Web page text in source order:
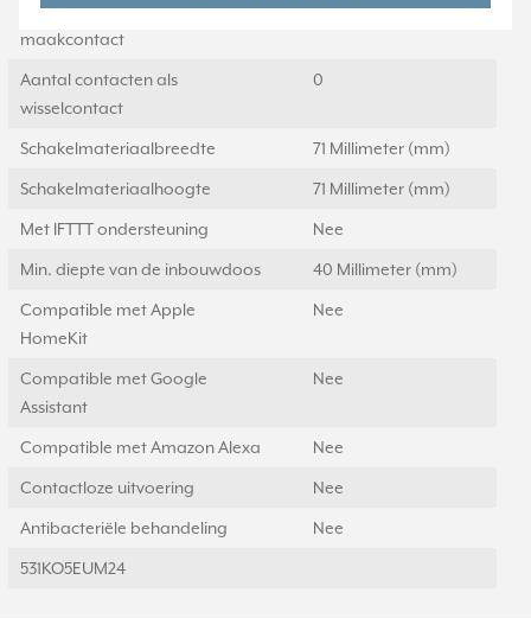
Aantal contacten als
maakcontact
1
Aantal contacten als
wisselcontact
0
Schakelmateriaalbreedte 71 Millimeter (mm)
Schakelmateriaalhoogte 71 Millimeter (mm)
Met IFTTT ondersteuning Nee
Min. diepte van de inbouwdoos 40 Millimeter (mm)
Compatible met Apple
HomeKit
Nee
Compatible met Google
Assistant
Nee
Compatible met Amazon Alexa Nee
Contactloze uitvoering Nee
Antibacteriële behandeling Nee
531KO5EUM24